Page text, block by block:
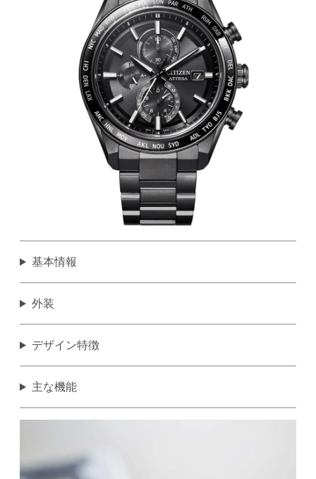
基本情報
外装
デザイン特徴
主な機能